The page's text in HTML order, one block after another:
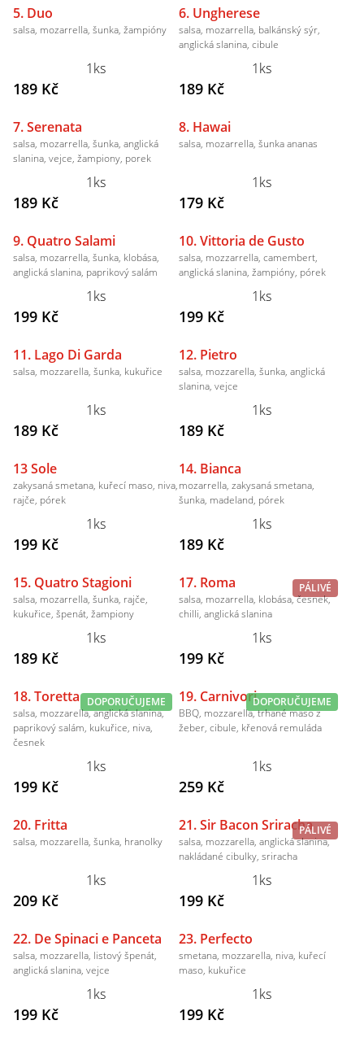
5. Duo
salsa, mozarrella, šunka, žampióny
1ks
189 Kč
6. Ungherese
salsa, mozarrella, balkánský sýr,
anglická slanina, cibule
1ks
189 Kč
7. Serenata
salsa, mozarrella, šunka, anglická
slanina, vejce, žampiony, porek
1ks
189 Kč
8. Hawai
salsa, mozarrella, šunka ananas
1ks
179 Kč
9. Quatro Salami
salsa, mozarrella, šunka, klobása,
anglická slanina, paprikový salám
1ks
199 Kč
10. Vittoria de Gusto
salsa, mozzarrella, camembert,
anglická slanina, žampióny, pórek
1ks
199 Kč
11. Lago Di Garda
salsa, mozzarella, šunka, kukuřice
1ks
189 Kč
12. Pietro
salsa, mozzarella, šunka, anglická
slanina, vejce
1ks
189 Kč
13 Sole
zakysaná smetana, kuřecí maso, niva,
rajče, pórek
1ks
199 Kč
14. Bianca
mozarrella, zakysaná smetana,
šunka, madeland, pórek
1ks
189 Kč
15. Quatro Stagioni
salsa, mozarrella, šunka, rajče,
kukuřice, špenát, žampiony
1ks
189 Kč
PÁLIVÉ
17. Roma
salsa, mozarrella, klobása, česnek,
chilli, anglická slanina
1ks
199 Kč
DOPORUČUJEME
18. Toretta
salsa, mozzarella, anglická slanina,
paprikový salám, kukuřice, niva,
česnek
1ks
199 Kč
DOPORUČUJEME
19. Carnivori
BBQ, mozzarella, trhané maso z
žeber, cibule, křenová remuláda
1ks
259 Kč
20. Fritta
salsa, mozzarella, šunka, hranolky
1ks
209 Kč
PÁLIVÉ
21. Sir Bacon Sriracha
salsa, mozzarella, anglická slanina,
nakládané cibulky, sriracha
1ks
199 Kč
22. De Spinaci e Panceta
salsa, mozzarella, listový špenát,
anglická slanina, vejce
1ks
199 Kč
23. Perfecto
smetana, mozzarella, niva, kuřecí
maso, kukuřice
1ks
199 Kč